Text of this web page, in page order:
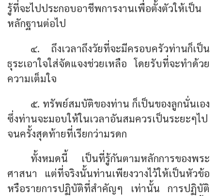
รู้ที่จะไปประกอบอาชีพการงานเพื่อตั้งตัวให้เป็น
หลักฐานต่อไป
๔. ถึงเวลาถึงวัยที่จะมีครอบครัวท่านก็เป็น
ธุระเอาใจใส่จัดแจงช่วยเหลือ โดยรับที่จะทำด้วย
ความเต็มใจ
๕. ทรัพย์สมบัติของท่าน ก็เป็นของลูกนั่นเอง
ซึ่งท่านจะมอบให้ในเวลาอันสมควรเป็นระยะๆไป
จนครั้งสุดท้ายที่เรียกว่ามรดก
ทั้งหมดนี้ เป็นที่รู้กันตามหลักการของพระ
ศาสนา แต่ที่จริงนั้นท่านเพียงวางไว้ให้เป็นหัวข้อ
หรือรายการปฏิบัติที่สำคัญๆ เท่านั้น การปฏิบัติ